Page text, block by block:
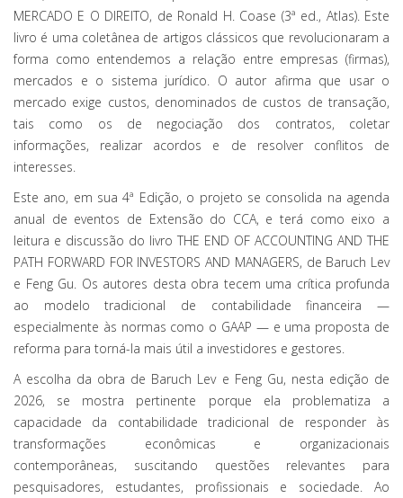
MERCADO E O DIREITO, de Ronald H. Coase (3ª ed., Atlas). Este
livro é uma coletânea de artigos clássicos que revolucionaram a
forma como entendemos a relação entre empresas (firmas),
mercados e o sistema jurídico. O autor afirma que usar o
mercado exige custos, denominados de custos de transação,
tais como os de negociação dos contratos, coletar
informações, realizar acordos e de resolver conflitos de
interesses.
Este ano, em sua 4ª Edição, o projeto se consolida na agenda
anual de eventos de Extensão do CCA, e terá como eixo a
leitura e discussão do livro THE END OF ACCOUNTING AND THE
PATH FORWARD FOR INVESTORS AND MANAGERS, de Baruch Lev
e Feng Gu. Os autores desta obra tecem uma crítica profunda
ao modelo tradicional de contabilidade financeira —
especialmente às normas como o GAAP — e uma proposta de
reforma para torná-la mais útil a investidores e gestores.
A escolha da obra de Baruch Lev e Feng Gu, nesta edição de
2026, se mostra pertinente porque ela problematiza a
capacidade da contabilidade tradicional de responder às
transformações econômicas e organizacionais
contemporâneas, suscitando questões relevantes para
pesquisadores, estudantes, profissionais e sociedade. Ao